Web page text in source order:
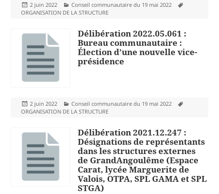
Publié
le
2 juin 2022 Catégories
Conseil communautaire du 19 mai 2022
ORGANISATION DE LA STRUCTURE
Délibération 2022.05.061 :
Bureau communautaire :
Élection d’une nouvelle vice-
présidence
Publié
le
2 juin 2022 Catégories
Conseil communautaire du 19 mai 2022
ORGANISATION DE LA STRUCTURE
Délibération 2021.12.247 :
Désignations de représentants
dans les structures externes
de GrandAngoulême (Espace
Carat, lycée Marguerite de
Valois, OTPA, SPL GAMA et SPL
STGA)